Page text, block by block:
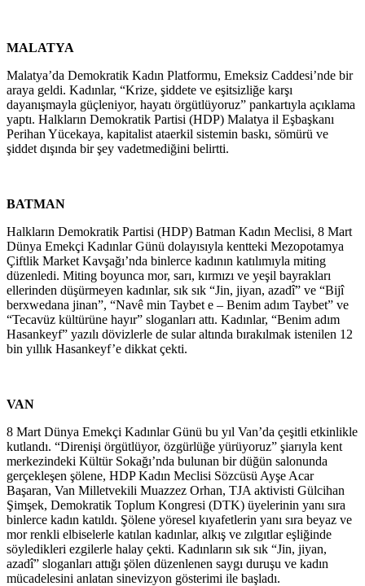
MALATYA
Malatya’da Demokratik Kadın Platformu, Emeksiz Caddesi’nde bir
araya geldi. Kadınlar, “Krize, şiddete ve eşitsizliğe karşı
dayanışmayla güçleniyor, hayatı örgütlüyoruz” pankartıyla açıklama
yaptı. Halkların Demokratik Partisi (HDP) Malatya il Eşbaşkanı
Perihan Yücekaya, kapitalist ataerkil sistemin baskı, sömürü ve
şiddet dışında bir şey vadetmediğini belirtti.
BATMAN
Halkların Demokratik Partisi (HDP) Batman Kadın Meclisi, 8 Mart
Dünya Emekçi Kadınlar Günü dolayısıyla kentteki Mezopotamya
Çiftlik Market Kavşağı’nda binlerce kadının katılımıyla miting
düzenledi. Miting boyunca mor, sarı, kırmızı ve yeşil bayrakları
ellerinden düşürmeyen kadınlar, sık sık “Jin, jiyan, azadî” ve “Bijî
berxwedana jinan”, “Navê min Taybet e – Benim adım Taybet” ve
“Tecavüz kültürüne hayır” sloganları attı. Kadınlar, “Benim adım
Hasankeyf” yazılı dövizlerle de sular altında bırakılmak istenilen 12
bin yıllık Hasankeyf’e dikkat çekti.
VAN
8 Mart Dünya Emekçi Kadınlar Günü bu yıl Van’da çeşitli etkinlikle
kutlandı. “Direnişi örgütlüyor, özgürlüğe yürüyoruz” şiarıyla kent
merkezindeki Kültür Sokağı’nda bulunan bir düğün salonunda
gerçekleşen şölene, HDP Kadın Meclisi Sözcüsü Ayşe Acar
Başaran, Van Milletvekili Muazzez Orhan, TJA aktivisti Gülcihan
Şimşek, Demokratik Toplum Kongresi (DTK) üyelerinin yanı sıra
binlerce kadın katıldı. Şölene yöresel kıyafetlerin yanı sıra beyaz ve
mor renkli elbiselerle katılan kadınlar, alkış ve zılgıtlar eşliğinde
söyledikleri ezgilerle halay çekti. Kadınların sık sık “Jin, jiyan,
azadî” sloganları attığı şölen düzenlenen saygı duruşu ve kadın
mücadelesini anlatan sinevizyon gösterimi ile başladı.